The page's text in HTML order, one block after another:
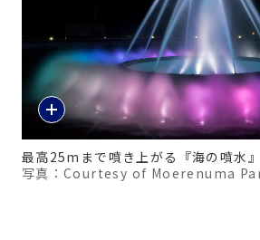
最高25mまで噴き上がる『海の噴水』
写真：Courtesy of Moerenuma